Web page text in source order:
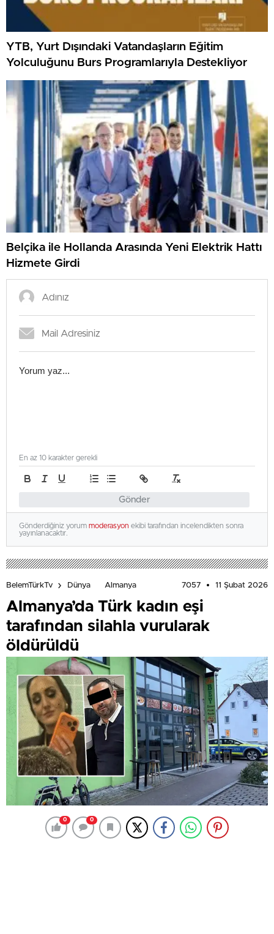
YTB, Yurt Dışındaki Vatandaşların Eğitim
Yolculuğunu Burs Programlarıyla Destekliyor
Belçika ile Hollanda Arasında Yeni Elektrik Hattı
Hizmete Girdi
Gönder
En az 10 karakter gerekli
Gönderdiğiniz yorum moderasyon ekibi tarafından incelendikten sonra
yayınlanacaktır.
BelemTürkTv Dünya Almanya 7057 11 Şubat 2026
Almanya’da Türk kadın eşi
tarafından silahla vurularak
öldürüldü
0 0